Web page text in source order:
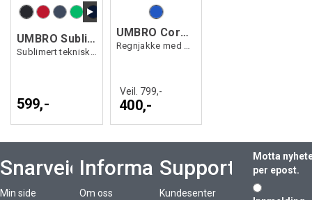
UMBRO Sublime Trn Jacket jr
Sublimert teknisk treningsjakke
599,-
UMBRO Core Rain Jacket jr
Regnjakke med god ventilasjon til junior
Veil. 799,-
400,-
Snarveier
Min side
Informasjon
Om oss
Support
Kundesenter
Motta
per epost.